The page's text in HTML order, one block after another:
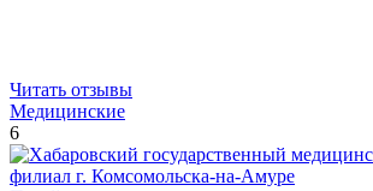
Читать отзывы
Медицинские
6